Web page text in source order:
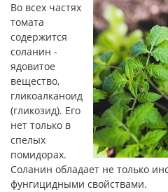
Во всех частях
томата
содержится
соланин -
ядовитое
вещество,
гликоалканоид
(гликозид). Его
нет только в
спелых
помидорах.
Соланин обладает не только
фунгицидными свойствами.